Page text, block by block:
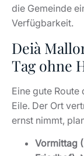
Vormittag
Friedhof):
und das
Mittag
Dorf):
ein und
eine